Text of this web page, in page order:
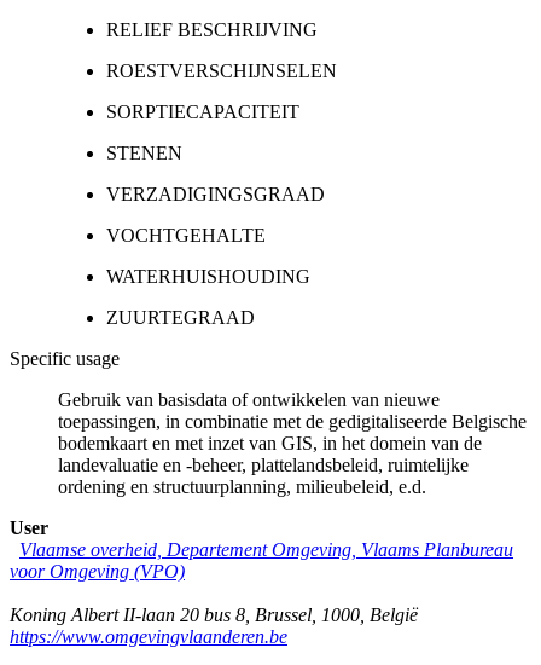
RELIEF BESCHRIJVING
ROESTVERSCHIJNSELEN
SORPTIECAPACITEIT
STENEN
VERZADIGINGSGRAAD
VOCHTGEHALTE
WATERHUISHOUDING
ZUURTEGRAAD
Specific usage
Gebruik van basisdata of ontwikkelen van nieuwe
toepassingen, in combinatie met de gedigitaliseerde Belgische
bodemkaart en met inzet van GIS, in het domein van de
landevaluatie en -beheer, plattelandsbeleid, ruimtelijke
ordening en structuurplanning, milieubeleid, e.d.
User
Vlaamse overheid, Departement Omgeving, Vlaams Planbureau
voor Omgeving (VPO)
Koning Albert II-laan 20 bus 8 Brussel 1000 België
https://www.omgevingvlaanderen.be